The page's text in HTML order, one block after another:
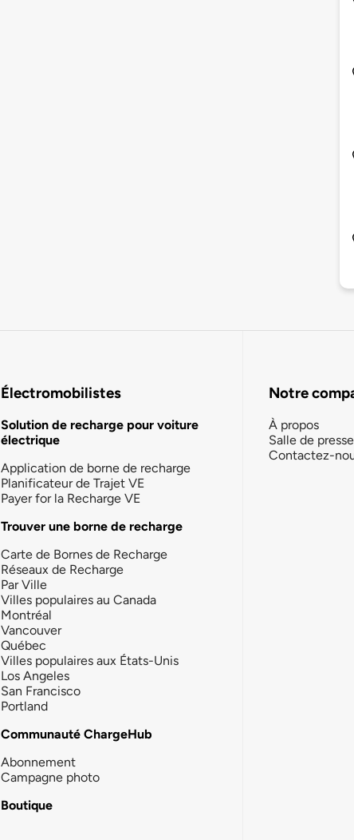
Électromobilistes
Solution de recharge pour voiture
électrique
Application de borne de recharge
Planificateur de Trajet VE
Payer for la Recharge VE
Trouver une borne de recharge
Carte de Bornes de Recharge
Réseaux de Recharge
Par Ville
Villes populaires au Canada
Montréal
Vancouver
Québec
Villes populaires aux États-Unis
Los Angeles
San Francisco
Portland
Communauté ChargeHub
Abonnement
Campagne photo
Boutique
Notre
À propos
Salle de presse
Contactez-